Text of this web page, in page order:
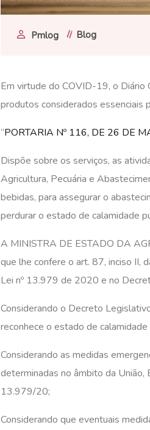
Pmlog Blog
Em virtude do COVID-19, o Diário
produtos considerados essenciais
“PORTARIA Nº 116, DE 26 DE
Dispõe sobre os serviços, as
Agricultura, Pecuária e
bebidas, para assegurar o
perdurar o estado de calamidade
A MINISTRA DE ESTADO DA
que lhe confere o art. 87, inciso II,
Lei nº 13.979 de 2020 e no
Considerando o Decreto
reconhece o estado de
Considerando as medidas
determinadas no âmbito da
13.979/20;
Considerando que eventuais